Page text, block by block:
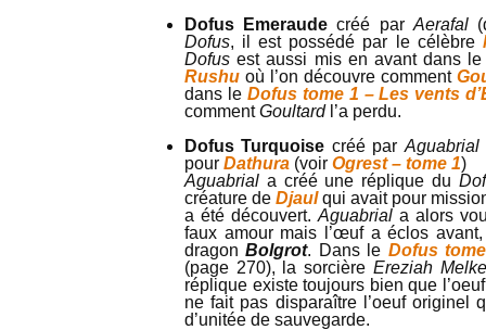
Dofus Emeraude créé par Aerafal
Dofus, il est possédé par le célèbre
Dofus est aussi mis en avant dans
Rushu où l’on découvre comment
dans le Dofus tome 1 – Les vents
commentGoultard l’a perdu.
Dofus Turquoise créé par Aguabrial
pour Dathura (voir Ogrest – tome 1)
Aguabrial a créé une réplique du
créature de Djaul qui avait pour
a été découvert. Aguabrial a alors
faux amour mais l’œuf a éclos
dragonBolgrot. Dans le Dofus
(page 270), la sorcière Ereziah
réplique existe toujours bien que
ne fait pas disparaître l’oeuf originel
d’unitée de sauvegarde.